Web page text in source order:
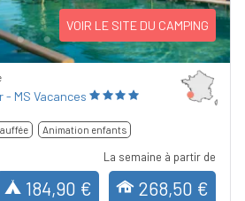
VOIR LE SITE DU CAMPING
- MS Vacances
Animation enfants
La semaine à partir de
184,90 € 268,50 €